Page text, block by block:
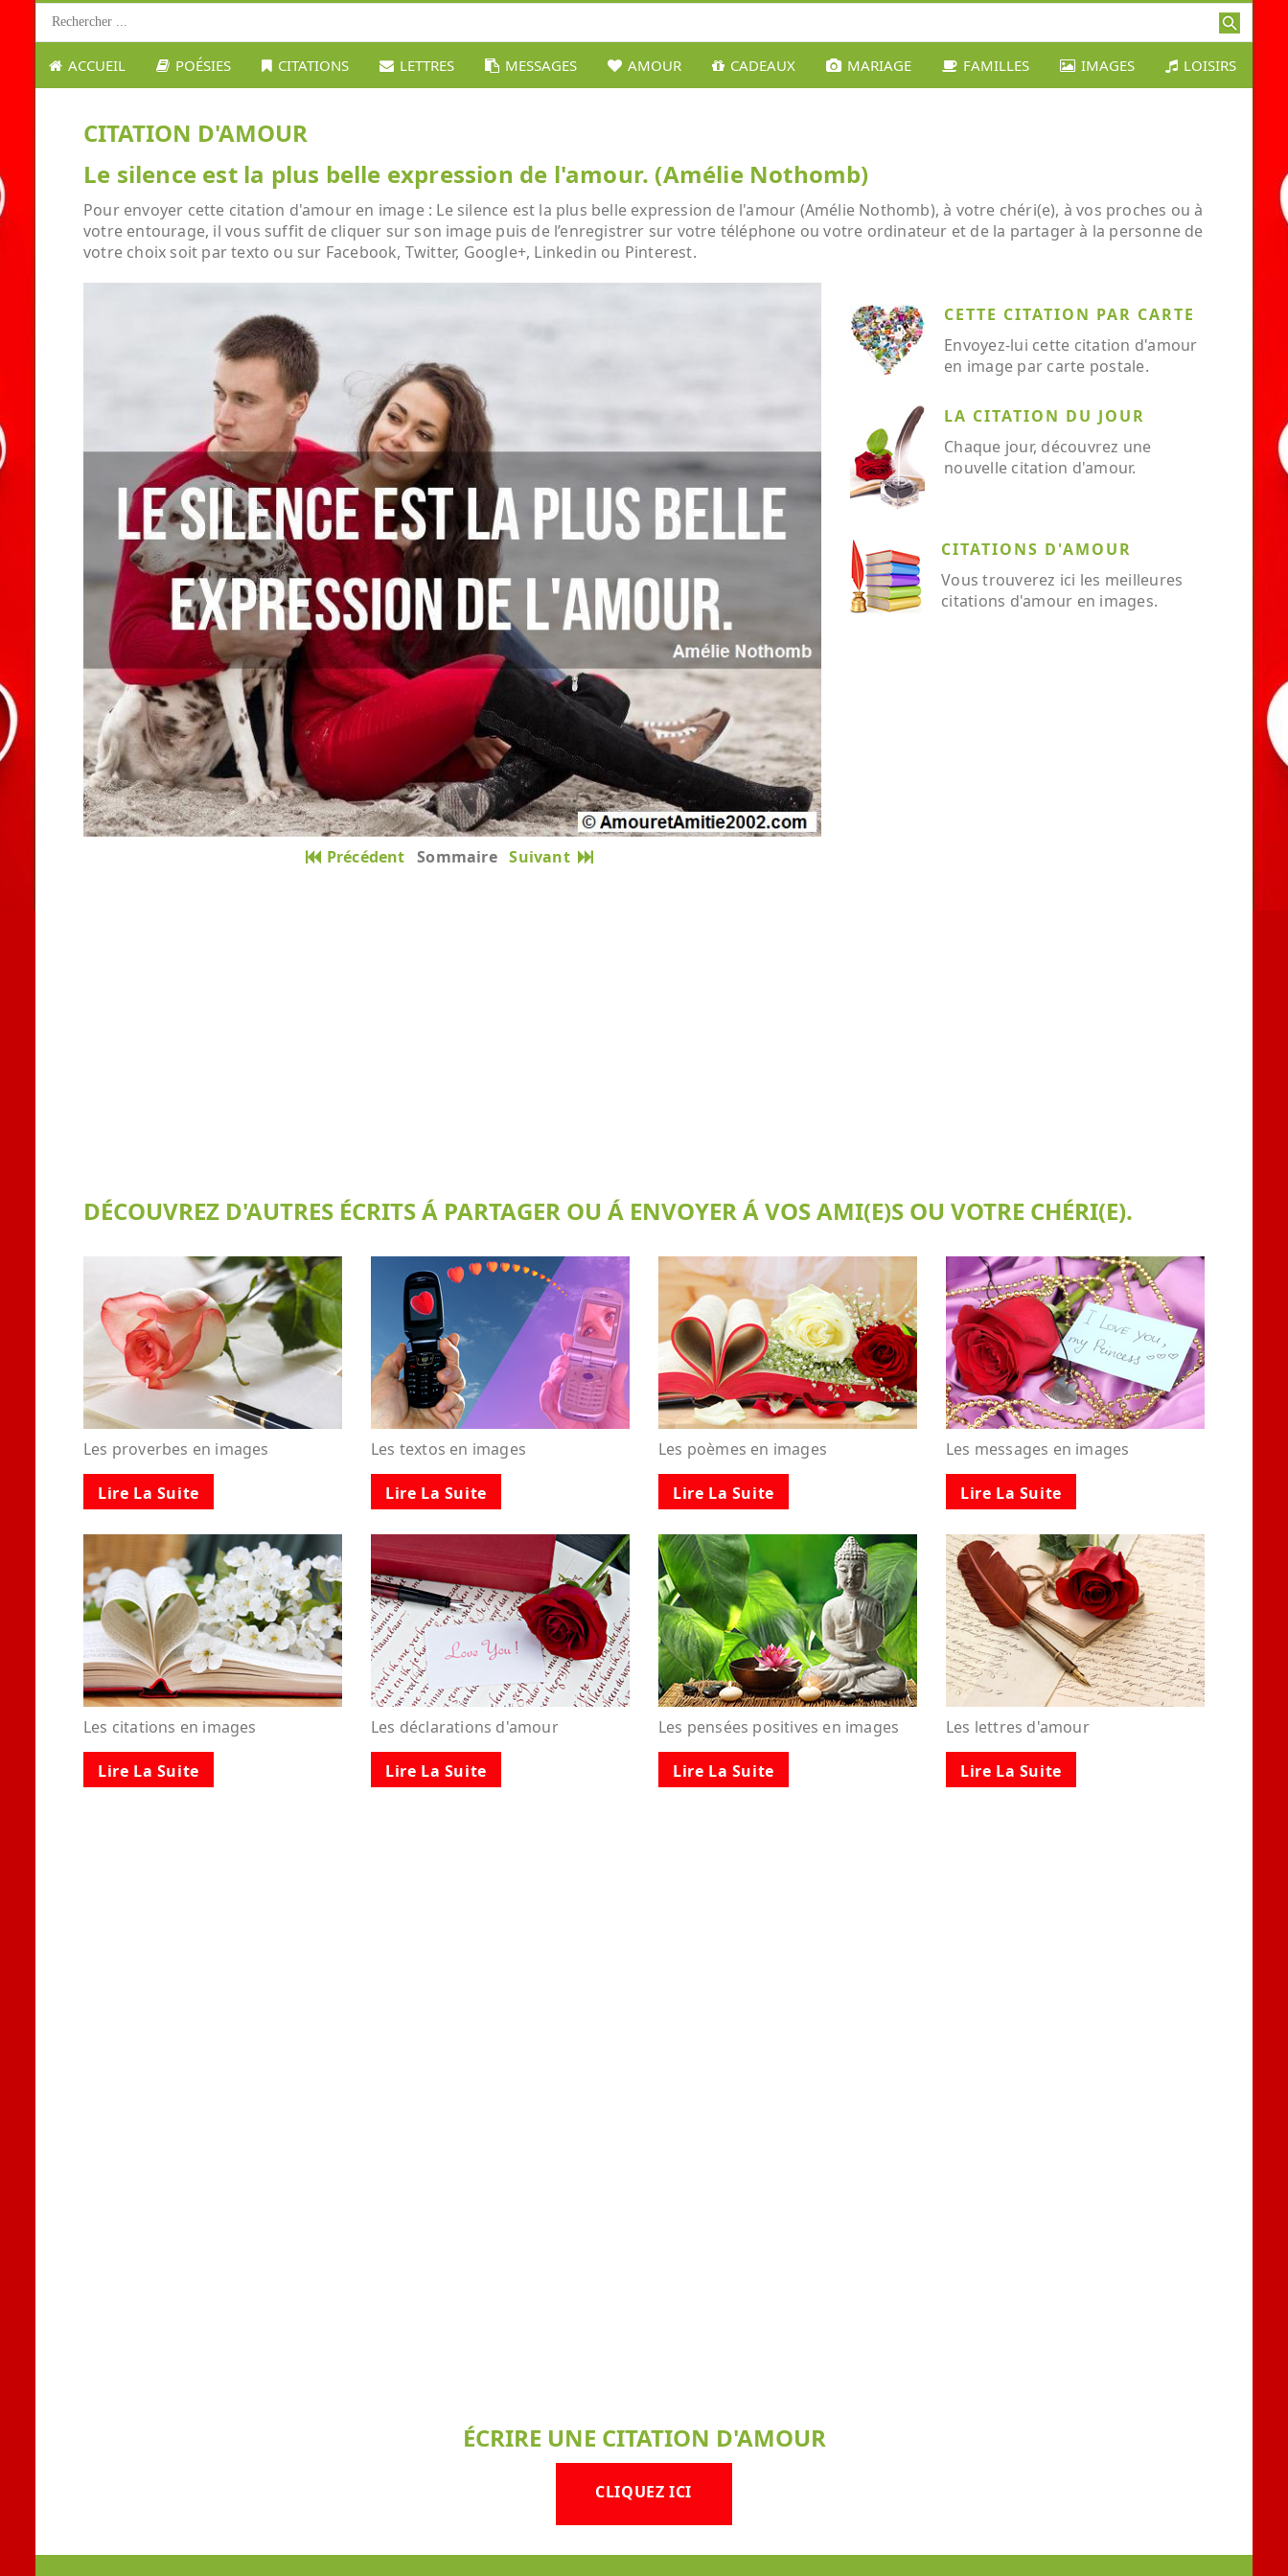
ACCUEIL POÉSIES CITATIONS LETTRES MESSAGES AMOUR CADEAUX MARIAGE FAMILLES IMAGES LOISIRS
CITATION D'AMOUR
Le silence est la plus belle expression de l'amour. (Amélie Nothomb)
Pour envoyer cette citation d'amour en image : Le silence est la plus belle expression de l'amour (Amélie Nothomb), à votre chéri(e), à vos proches ou à
votre entourage, il vous suffit de cliquer sur son image puis de l’enregistrer sur votre téléphone ou votre ordinateur et de la partager à la personne de
votre choix soit par texto ou sur Facebook, Twitter, Google+, Linkedin ou Pinterest.
Précédent Sommaire Suivant
CETTE CITATION PAR CARTE
Envoyez-lui cette citation d'amour
en image par carte postale.
LA CITATION DU JOUR
Chaque jour, découvrez une
nouvelle citation d'amour.
CITATIONS D'AMOUR
Vous trouverez ici les meilleures
citations d'amour en images.
DÉCOUVREZ D'AUTRES ÉCRITS Á PARTAGER OU Á ENVOYER Á VOS AMI(E)S OU VOTRE CHÉRI(E).
Les proverbes en images
Lire La Suite
Les textos en images
Lire La Suite
Les poèmes en images
Lire La Suite
Les messages en images
Lire La Suite
Les citations en images
Lire La Suite
Les déclarations d'amour
Lire La Suite
Les pensées positives en images
Lire La Suite
Les lettres d'amour
Lire La Suite
ÉCRIRE UNE CITATION D'AMOUR
CLIQUEZ ICI